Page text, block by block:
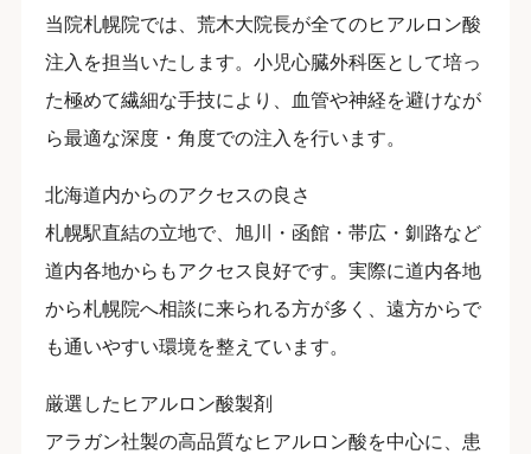
当院札幌院では、荒木大院長が全てのヒアルロン酸
注入を担当いたします。小児心臓外科医として培っ
た極めて繊細な手技により、血管や神経を避けなが
ら最適な深度・角度での注入を行います。
北海道内からのアクセスの良さ
札幌駅直結の立地で、旭川・函館・帯広・釧路など
道内各地からもアクセス良好です。実際に道内各地
から札幌院へ相談に来られる方が多く、遠方からで
も通いやすい環境を整えています。
厳選したヒアルロン酸製剤
アラガン社製の高品質なヒアルロン酸を中心に、患